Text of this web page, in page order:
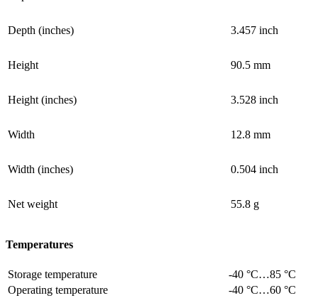
Depth (inches) 3.457 inch
Height 90.5 mm
Height (inches) 3.528 inch
Width 12.8 mm
Width (inches) 0.504 inch
Net weight 55.8 g
Temperatures
Storage temperature
-40 °C…85 °C
Operating temperature
-40 °C…60 °C